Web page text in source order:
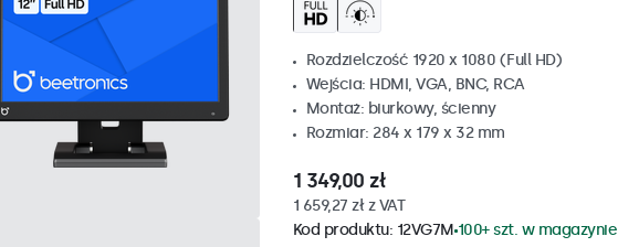
Rozdzielczość 1920 x 1080 (Full HD)
Wejścia: HDMI, VGA, BNC, RCA
Montaż: biurkowy, ścienny
Rozmiar: 284 x 179 x 32 mm
1 349,00 zł
1 659,27 zł z VAT
Kod produktu: 12VG7M 100+ szt. w magazynie